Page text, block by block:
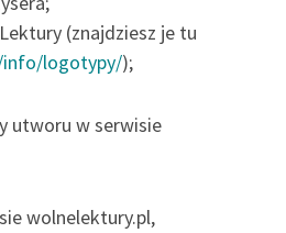
(znajdziesz je tu
logotypy/);
utworu w serwisie
wolnelektury.pl,